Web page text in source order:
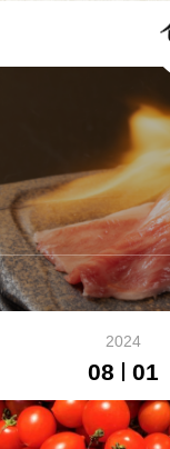
2024
08 01